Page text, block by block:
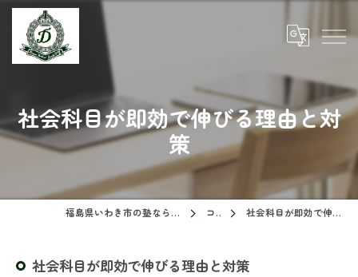
社会科目が即効で伸びる理由と対
策
福島県いわき市の塾ならドリームスクール コラム 社会科目が即効で伸びる理由と対策
社会科目が即効で伸びる理由と対策